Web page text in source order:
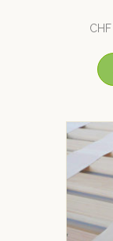
CHF